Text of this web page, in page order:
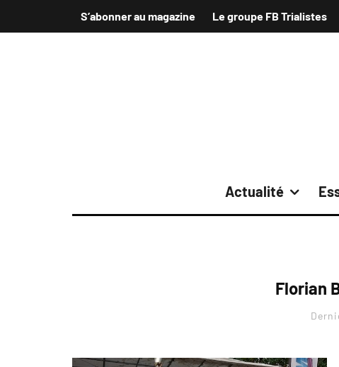
S’abonner au magazine Le groupe FB Trialistes
Actualité
Florian